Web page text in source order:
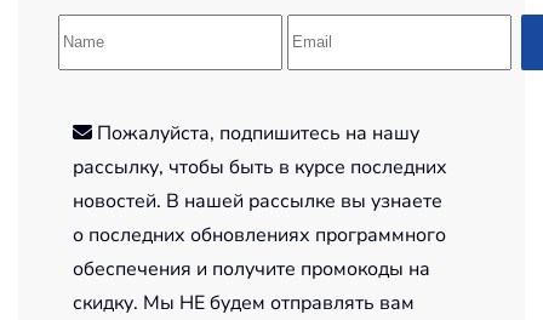
Пожалуйста, подпишитесь на нашу
рассылку, чтобы быть в курсе последних
новостей. В нашей рассылке вы узнаете
о последних обновлениях программного
обеспечения и получите промокоды на
скидку. Мы НЕ будем отправлять вам